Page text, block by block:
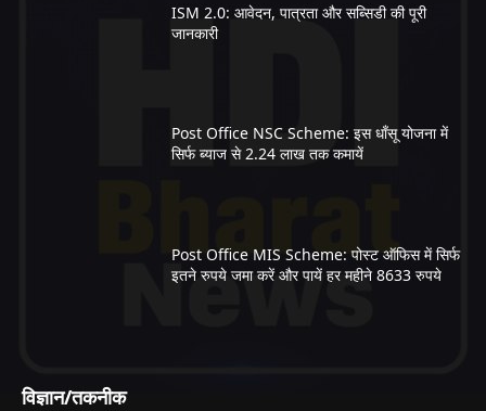
ISM 2.0: आवेदन, पात्रता और सब्सिडी की पूरी
जानकारी
Post Office NSC Scheme: इस धाँसू योजना में
सिर्फ ब्याज से 2.24 लाख तक कमायें
Post Office MIS Scheme: पोस्ट ऑफिस में सिर्फ
इतने रुपये जमा करें और पायें हर महीने 8633 रुपये
विज्ञान/तकनीक